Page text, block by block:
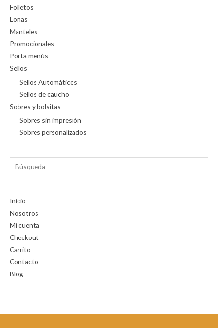
Folletos
Lonas
Manteles
Promocionales
Porta menús
Sellos
Sellos Automáticos
Sellos de caucho
Sobres y bolsitas
Sobres sin impresión
Sobres personalizados
Búsqueda
Inicio
Nosotros
Mi cuenta
Checkout
Carrito
Contacto
Blog